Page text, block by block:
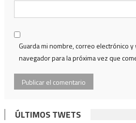
Guarda mi nombre, correo electrónico
navegador para la próxima vez que
ÚLTIMOS TWETS